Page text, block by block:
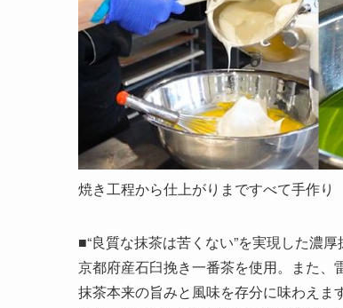
焼き工程から仕上がりまですべて手作り
■“良質な抹茶は苦くない”を実現した濃
京都府産石臼挽き一番茶を使用。また、
抹茶本来の旨みと風味を存分に味わえます